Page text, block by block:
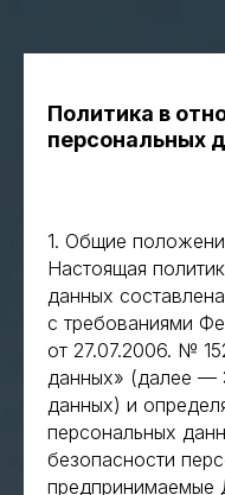
Политика в
персональных
1. Общие
Настоящая
данных
с требованиями
от 27.07.2006. №
данных» (далее —
данных) и
персональных
безопасности
предпринимаемые